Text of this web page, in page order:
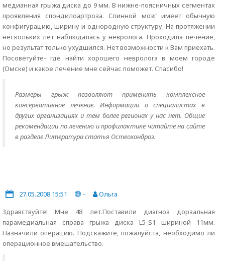
медианная грыжа диска до 9 мм. В нижне-поясничных сегментах
проявления спондилоартроза. Спинной мозг имеет обычную
конфигурацию, ширину и однородную структуру. На протяжении
нескольких лет наблюдалась у невролога. Проходила лечение,
но результат только ухудшился. Нет возможности к Вам приехать.
Посоветуйте- где найти хорошего невролога в моем городе
(Омске) и какое лечение мне сейчас поможет. Спасибо!
Размеры грыж позволяют применить комплексное
консервативное лечение. Информации о специалистах в
других организациях и тем более регионах у нас нет. Общие
рекомендации по лечению и профилактике читайте на сайте
в разделе Литература статья Остеохондроз.
27.05.2008 15:51 -
Ольга
Здравствуйте! Мне 48 лет.Поставили диагноз дорзальная
парамедиальная справа грыжа диска L5-S1 шириной 11мм.
Назначили операцию. Подскажите, пожалуйста, необходимо ли
операционное вмешательство.